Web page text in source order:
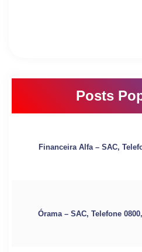
Posts
Financeira Alfa – SAC,
Órama – SAC, Telefone